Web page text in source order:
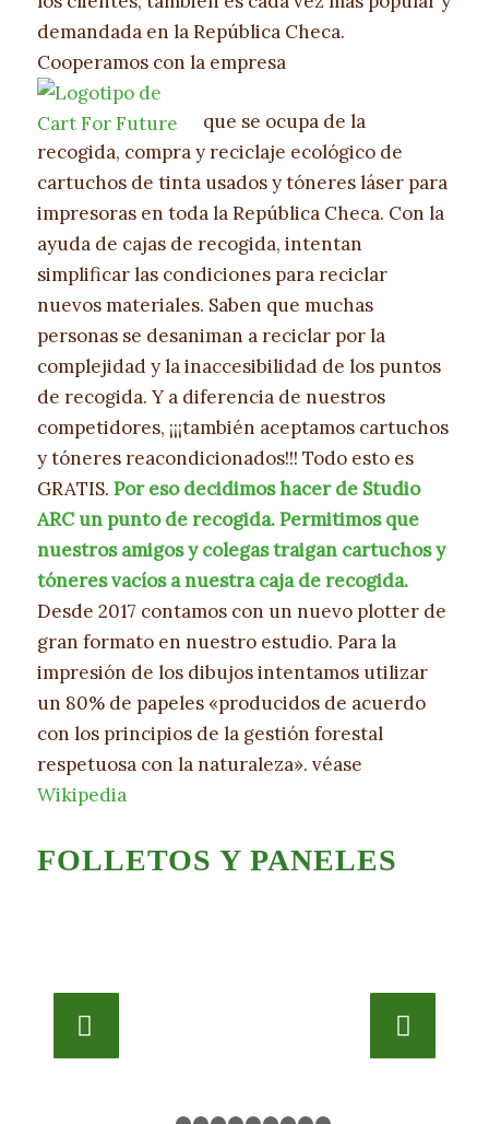
demandada en la República Checa.
Cooperamos con la empresa
que se ocupa de la
recogida, compra y reciclaje ecológico de
cartuchos de tinta usados y tóneres láser para
impresoras en toda la República Checa. Con la
ayuda de cajas de recogida, intentan
simplificar las condiciones para reciclar
nuevos materiales. Saben que muchas
personas se desaniman a reciclar por la
complejidad y la inaccesibilidad de los puntos
de recogida. Y a diferencia de nuestros
competidores, ¡¡¡también aceptamos cartuchos
y tóneres reacondicionados!!! Todo esto es
GRATIS. Por eso decidimos hacer de Studio
ARC un punto de recogida. Permitimos que
nuestros amigos y colegas traigan cartuchos y
tóneres vacíos a nuestra caja de recogida.
Desde 2017 contamos con un nuevo plotter de
gran formato en nuestro estudio. Para la
impresión de los dibujos intentamos utilizar
un 80% de papeles «producidos de acuerdo
con los principios de la gestión forestal
respetuosa con la naturaleza». véase
Wikipedia
FOLLETOS Y PANELES